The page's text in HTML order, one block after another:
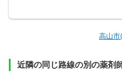
高山市
近隣の同じ路線の別の薬剤